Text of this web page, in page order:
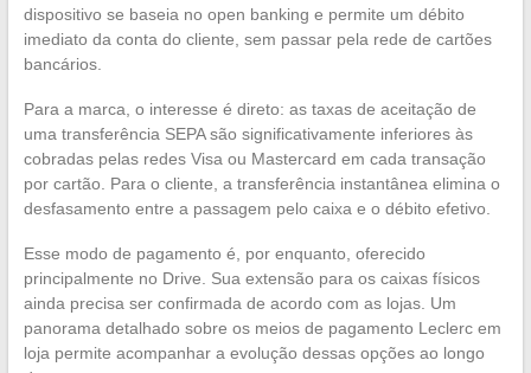
dispositivo se baseia no open banking e permite um débito
imediato da conta do cliente, sem passar pela rede de cartões
bancários.
Para a marca, o interesse é direto: as taxas de aceitação de
uma transferência SEPA são significativamente inferiores às
cobradas pelas redes Visa ou Mastercard em cada transação
por cartão. Para o cliente, a transferência instantânea elimina o
desfasamento entre a passagem pelo caixa e o débito efetivo.
Esse modo de pagamento é, por enquanto, oferecido
principalmente no Drive. Sua extensão para os caixas físicos
ainda precisa ser confirmada de acordo com as lojas. Um
panorama detalhado sobre os meios de pagamento Leclerc em
loja permite acompanhar a evolução dessas opções ao longo